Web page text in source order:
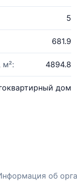
5
681.9
4894.8
дом
об